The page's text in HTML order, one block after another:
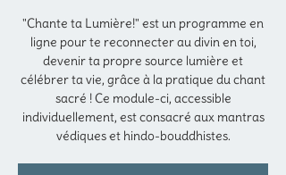
"Chante ta Lumière!" est un programme en
ligne pour te reconnecter au divin en toi,
devenir ta propre source lumière et
célébrer ta vie, grâce à la pratique du chant
sacré ! Ce module-ci, accessible
individuellement, est consacré aux mantras
védiques et hindo-bouddhistes.